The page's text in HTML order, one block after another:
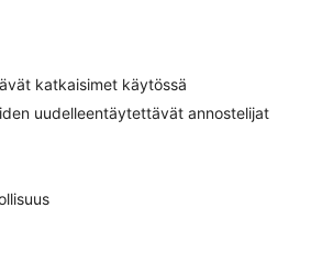
katkaisimet käytössä
uudelleentäytettävät annostelijat